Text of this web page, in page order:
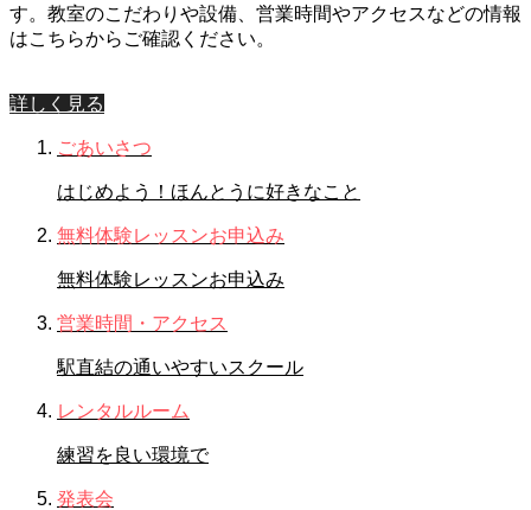
す。教室のこだわりや設備、営業時間やアクセスなどの情報
はこちらからご確認ください。
詳しく見る
ごあいさつ
はじめよう！ほんとうに好きなこと
無料体験レッスンお申込み
無料体験レッスンお申込み
営業時間・アクセス
駅直結の通いやすいスクール
レンタルルーム
練習を良い環境で
発表会